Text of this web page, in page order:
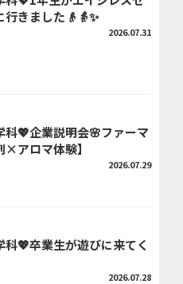
行きました👴👵✨
2026.07.31
科💖企業説明会🌸ファーマ
×アロマ体験】
2026.07.29
科💖卒業生が遊びに来てく
2026.07.28